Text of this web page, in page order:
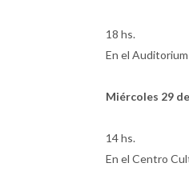
18 hs.
En el
Miércoles 29
14 hs.
En el Centro